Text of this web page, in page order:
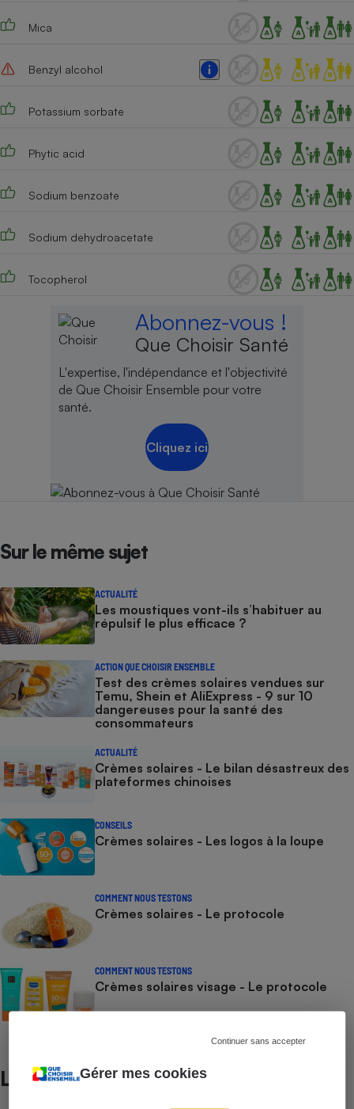
Gérer mes cookies
Continuer sans accepter
Mica
Benzyl alcohol
Potassium sorbate
Phytic acid
Sodium benzoate
Sodium dehydroacetate
Tocopherol
Abonnez-vous !
Que Choisir Santé
L'expertise, l'indépendance et l'objectivité
de Que Choisir Ensemble pour votre
santé.
Cliquez ici
Sur le même sujet
ACTUALITÉ
Les moustiques vont-ils s’habituer au
répulsif le plus efficace ?
ACTION QUE CHOISIR ENSEMBLE
Test des crèmes solaires vendues sur
Temu, Shein et AliExpress - 9 sur 10
dangereuses pour la santé des
consommateurs
ACTUALITÉ
Crèmes solaires - Le bilan désastreux des
plateformes chinoises
CONSEILS
Crèmes solaires - Les logos à la loupe
COMMENT NOUS TESTONS
Crèmes solaires - Le protocole
COMMENT NOUS TESTONS
Crèmes solaires visage - Le protocole
Lire aussi